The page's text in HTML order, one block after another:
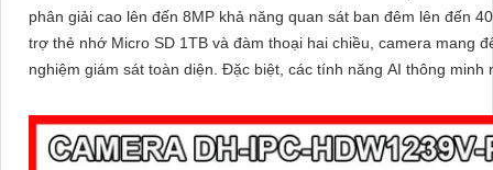
phân giải cao lên đến 8MP khả năng quan sát ban đêm lên đến
trợ thẻ nhớ Micro SD 1TB và đàm thoại hai chiều, camera mang
nghiệm giám sát toàn diện. Đặc biệt, các tính năng AI thông minh như
ninh cho mọi không gian trong nhà